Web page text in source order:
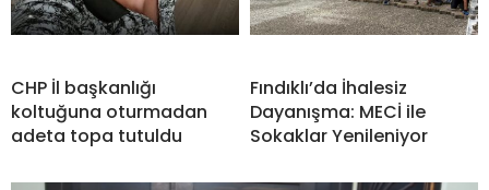
CHP İl başkanlığı
koltuğuna oturmadan
adeta topa tutuldu
Fındıklı’da İhalesiz
Dayanışma: MECİ ile
Sokaklar Yenileniyor